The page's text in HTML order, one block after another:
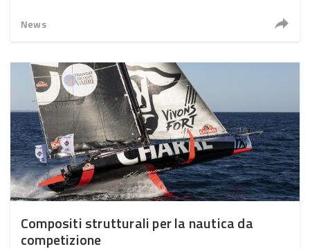
News
Compositi strutturali per la nautica da
competizione